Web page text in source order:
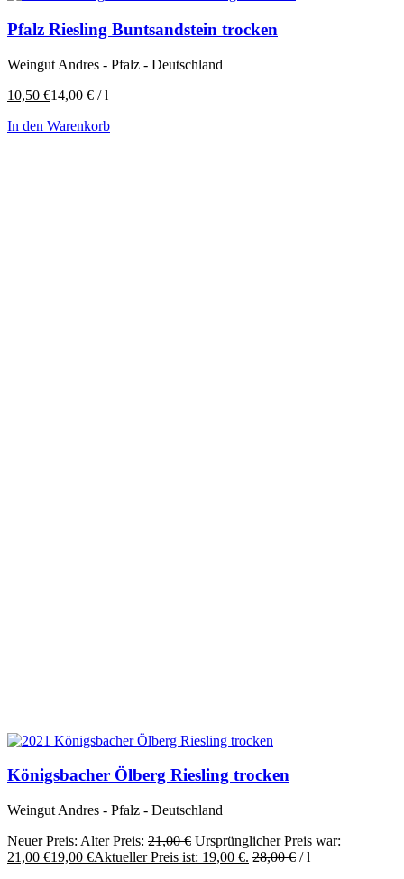
Pfalz Riesling Buntsandstein trocken
Weingut Andres - Pfalz - Deutschland
10,50 €14,00 € /l
In den Warenkorb
Königsbacher Ölberg Riesling trocken
Weingut Andres - Pfalz - Deutschland
Neuer Preis: Alter Preis: 21,00€ Ursprünglicher Preis war:
21,00 €19,00 €Aktueller Preis ist: 19,00 €. 28,00€ /l